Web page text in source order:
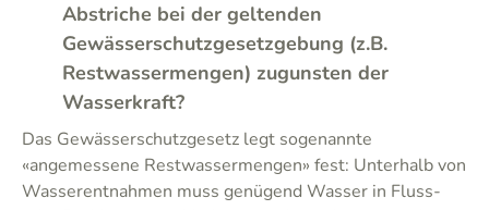
Abstriche bei der geltenden
Gewässerschutzgesetzgebung (z.B.
Restwassermengen) zugunsten der
Wasserkraft?
Das Gewässerschutzgesetz legt sogenannte
«angemessene Restwassermengen» fest: Unterhalb von
Wasserentnahmen muss genügend Wasser in Fluss-